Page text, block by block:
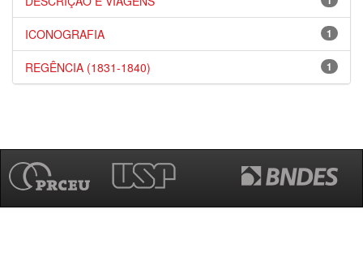
1
ICONOGRAFIA
1
REGÊNCIA (1831-1840)